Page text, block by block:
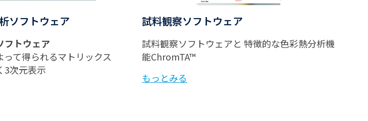
ソフトウェア
フトウェア
て得られるマトリックス
3次元表示
試料観察ソフトウェア
試料観察ソフトウェアと 特徴的な色彩熱分析機
能ChromTA™
もっとみる